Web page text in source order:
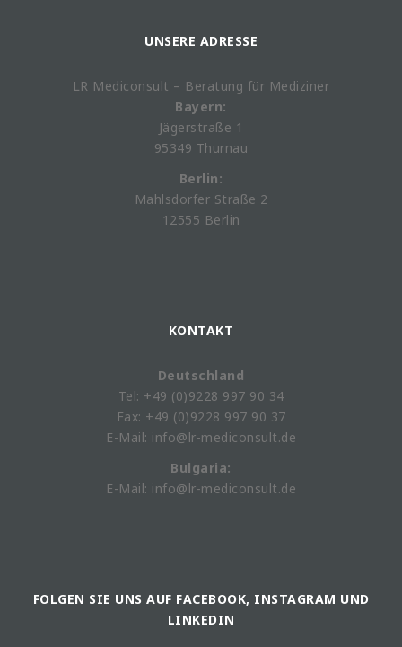
UNSERE ADRESSE
LR Mediconsult – Beratung für Mediziner
Bayern:
Jägerstraße 1
95349 Thurnau
Berlin:
Mahlsdorfer Straße 2
12555 Berlin
KONTAKT
Deutschland
Tel: +49 (0)9228 997 90 34
Fax: +49 (0)9228 997 90 37
E-Mail: info@lr-mediconsult.de
Bulgaria:
E-Mail: info@lr-mediconsult.de
FOLGEN SIE UNS AUF FACEBOOK, INSTAGRAM UND
LINKEDIN